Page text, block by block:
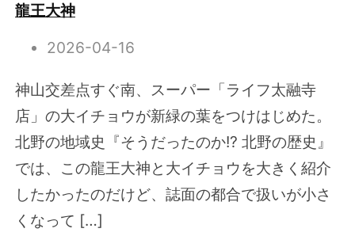
龍王大神
2026-04-16
神山交差点すぐ南、スーパー「ライフ太融寺
店」の大イチョウが新緑の葉をつけはじめた。
北野の地域史『そうだったのか!? 北野の歴史』
では、この龍王大神と大イチョウを大きく紹介
したかったのだけど、誌面の都合で扱いが小さ
くなって […]